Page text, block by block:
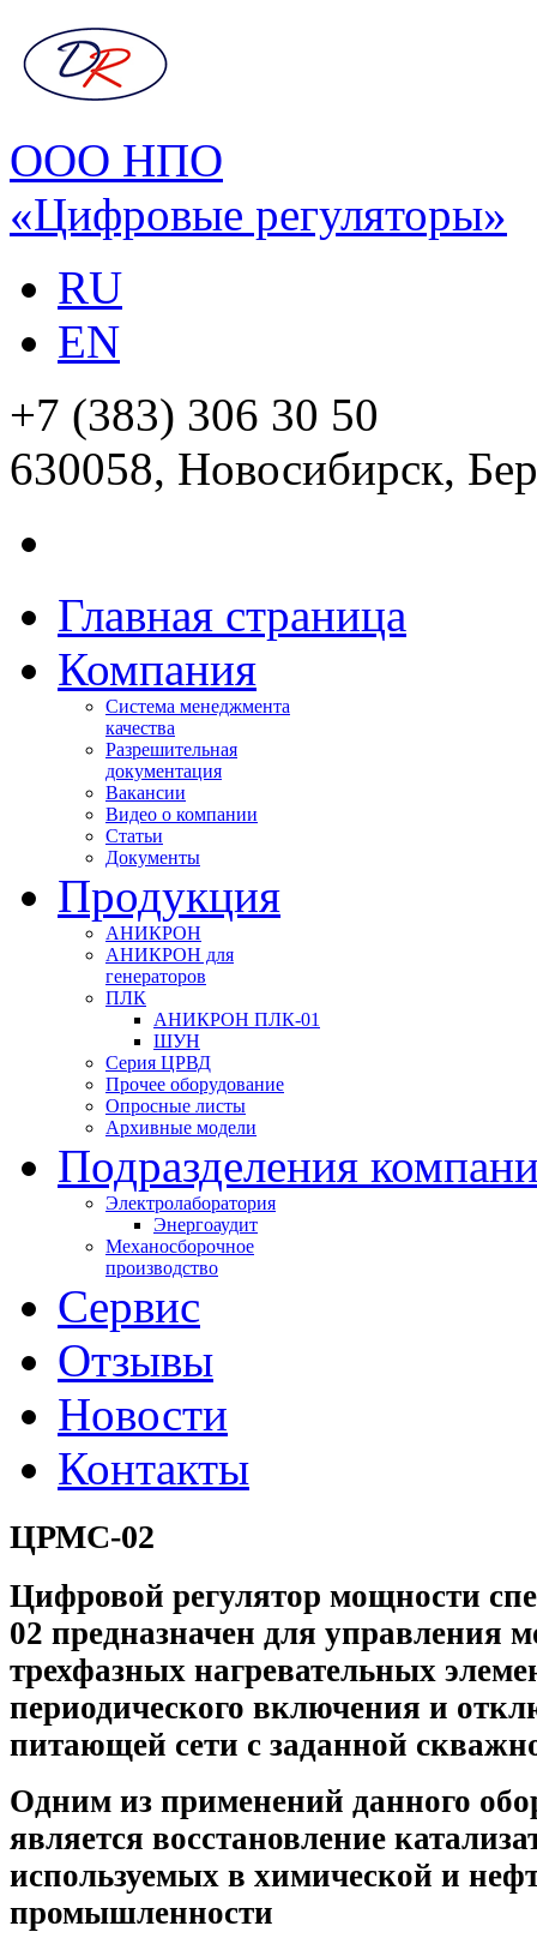
ООО НПО
«Цифровые регуляторы»
RU
EN
+7 (383) 306 30 50
630058, Новосибирск,
Главная страница
Компания
Система менеджмента
качества
Разрешительная
документация
Вакансии
Видео о компании
Статьи
Документы
Продукция
АНИКРОН
АНИКРОН для
генераторов
ПЛК
АНИКРОН ПЛК-01
ШУН
Серия ЦРВД
Прочее оборудование
Опросные листы
Архивные модели
Подразделения
Электролаборатория
Энергоаудит
Механосборочное
производство
Сервис
Отзывы
Новости
Контакты
ЦРМС-02
Цифровой регулятор мощности
02 предназначен для управления
трехфазных нагревательных
периодического включения и
питающей сети с заданной
Одним из применений данного
является восстановление
используемых в химической и
промышленности